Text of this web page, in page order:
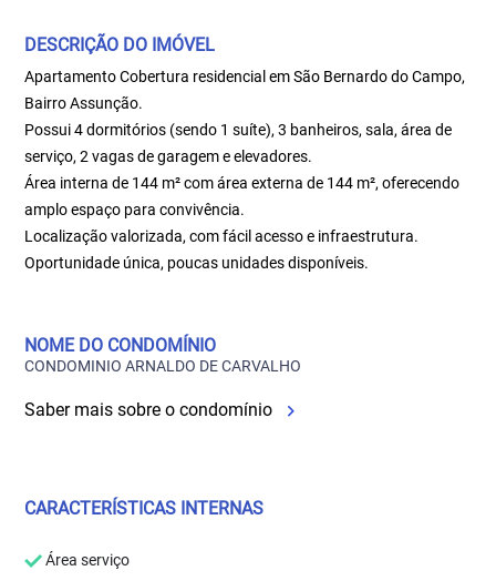
DESCRIÇÃO DO IMÓVEL
Apartamento Cobertura residencial em São Bernardo do Campo,
Bairro Assunção.
Possui 4 dormitórios (sendo 1 suíte), 3 banheiros, sala, área de
serviço, 2 vagas de garagem e elevadores.
Área interna de 144 m² com área externa de 144 m², oferecendo
amplo espaço para convivência.
Localização valorizada, com fácil acesso e infraestrutura.
Oportunidade única, poucas unidades disponíveis.
NOME DO CONDOMÍNIO
CONDOMINIO ARNALDO DE CARVALHO
Saber mais sobre o condomínio
CARACTERÍSTICAS INTERNAS
Área serviço